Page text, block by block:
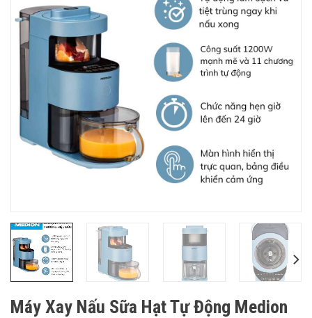
Máy Xay Nấu Sữa Hạt Tự Động Medion